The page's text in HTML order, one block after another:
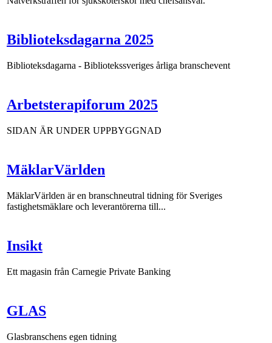
Biblioteksdagarna 2025
Biblioteksdagarna - Bibliotekssveriges årliga branschevent
Arbetsterapiforum 2025
SIDAN ÄR UNDER UPPBYGGNAD
MäklarVärlden
MäklarVärlden är en branschneutral tidning för Sveriges
fastighetsmäklare och leverantörerna till...
Insikt
Ett magasin från Carnegie Private Banking
GLAS
Glasbranschens egen tidning